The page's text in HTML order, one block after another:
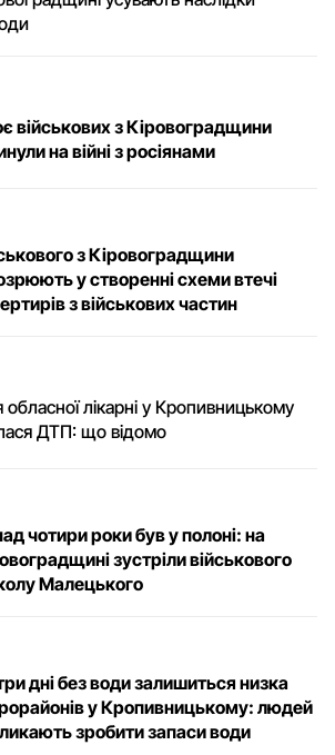
військових з Кіровоградщини
на війні з росіянами
з Кіровоградщини
у створенні схеми втечі
з військових частин
обласної лікарні у Кропивницькому
ДТП: що відомо
чотири роки був у полоні: на
зустріли військового
Малецькoгo
дні без води залишиться низка
у Кропивницькому: людей
зробити запаси води